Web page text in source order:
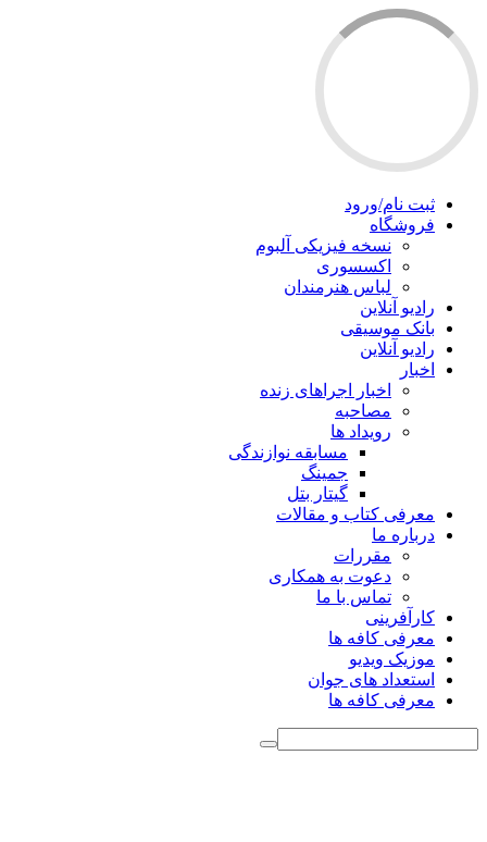
ثبت نام/ورود
فروشگاه
نسخه فیزیکی آلبوم
اکسسوری
لباس هنرمندان
رادیو آنلاین
بانک موسیقی
رادیو آنلاین
اخبار
اخبار اجراهای زنده
مصاحبه
رویداد ها
مسابقه نوازندگی
جمینگ
گیتار بتل
معرفی کتاب و مقالات
درباره ما
مقررات
دعوت به همکاری
تماس با ما
کارآفرینی
معرفی کافه ها
موزیک ویدیو
استعداد های جوان
معرفی کافه ها